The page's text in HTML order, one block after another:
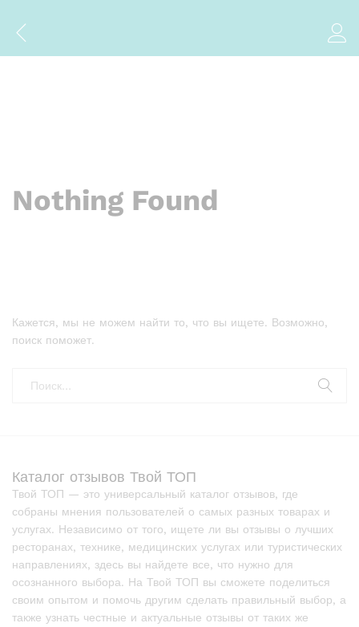
Nothing Found
Кажется, мы не можем найти то, что вы ищете. Возможно,
поиск поможет.
Каталог отзывов Твой ТОП
Твой ТОП — это универсальный каталог отзывов, где
собраны мнения пользователей о самых разных товарах и
услугах. Независимо от того, ищете ли вы отзывы о лучших
ресторанах, технике, медицинских услугах или туристических
направлениях, здесь вы найдете все, что нужно для
осознанного выбора. На Твой ТОП вы сможете поделиться
своим опытом и помочь другим сделать правильный выбор, а
также узнать честные и актуальные отзывы от таких же